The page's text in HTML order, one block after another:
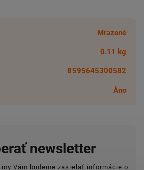
Mrazené
0.11 kg
8595645300582
Áno
newsletter
Vám budeme zasielať informácie o